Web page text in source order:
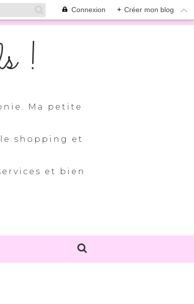
Connexion + Créer mon blog
!
Ma petite
shopping et
et bien